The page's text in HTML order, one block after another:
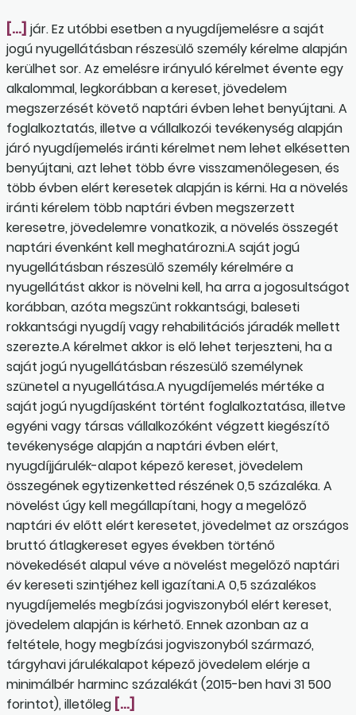
[…] jár. Ez utóbbi esetben a nyugdíjemelésre a saját
jogú nyugellátásban részesülő személy kérelme alapján
kerülhet sor. Az emelésre irányuló kérelmet évente egy
alkalommal, legkorábban a kereset, jövedelem
megszerzését követő naptári évben lehet benyújtani. A
foglalkoztatás, illetve a vállalkozói tevékenység alapján
járó nyugdíjemelés iránti kérelmet nem lehet elkésetten
benyújtani, azt lehet több évre visszamenőlegesen, és
több évben elért keresetek alapján is kérni. Ha a növelés
iránti kérelem több naptári évben megszerzett
keresetre, jövedelemre vonatkozik, a növelés összegét
naptári évenként kell meghatározni.A saját jogú
nyugellátásban részesülő személy kérelmére a
nyugellátást akkor is növelni kell, ha arra a jogosultságot
korábban, azóta megszűnt rokkantsági, baleseti
rokkantsági nyugdíj vagy rehabilitációs járadék mellett
szerezte.A kérelmet akkor is elő lehet terjeszteni, ha a
saját jogú nyugellátásban részesülő személynek
szünetel a nyugellátása.A nyugdíjemelés mértéke a
saját jogú nyugdíjasként történt foglalkoztatása, illetve
egyéni vagy társas vállalkozóként végzett kiegészítő
tevékenysége alapján a naptári évben elért,
nyugdíjjárulék-alapot képező kereset, jövedelem
összegének egytizenketted részének 0,5 százaléka. A
növelést úgy kell megállapítani, hogy a megelőző
naptári év előtt elért keresetet, jövedelmet az országos
bruttó átlagkereset egyes években történő
növekedését alapul véve a növelést megelőző naptári
év kereseti szintjéhez kell igazítani.A 0,5 százalékos
nyugdíjemelés megbízási jogviszonyból elért kereset,
jövedelem alapján is kérhető. Ennek azonban az a
feltétele, hogy megbízási jogviszonyból származó,
tárgyhavi járulékalapot képező jövedelem elérje a
minimálbér harminc százalékát (2015-ben havi 31 500
forintot), illetőleg […]